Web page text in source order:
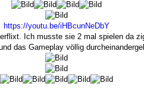
https://youtu.be/iHBcunNeDbY
Ich musste sie 2 mal spielen da
das Gameplay völlig